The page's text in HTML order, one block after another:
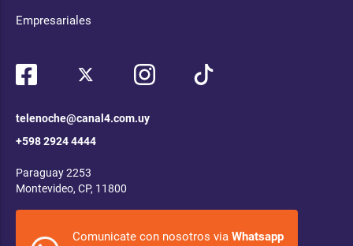
Empresariales
telenoche@canal4.com.uy
+598 2924 4444
Paraguay 2253
Montevideo, CP, 11800
Comunicate con nosotros via Whatsapp